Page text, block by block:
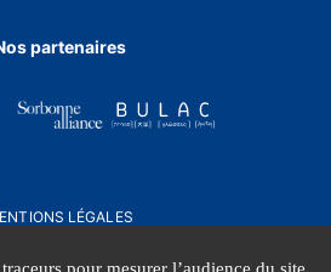
Bluesky.
Linkedin.
Instagram.
Youtube.
partenaires
LÉGALES
PERSONNELLES